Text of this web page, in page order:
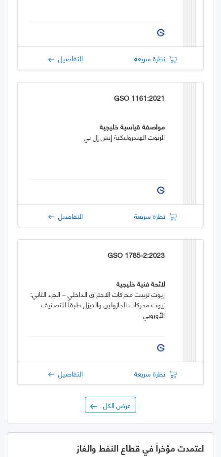
نظرة سريعة التفاصيل
GSO 1161:2021
مواصفة قياسية خليجية
الزيوت الهيدروليكية إتش إل بي
نظرة سريعة التفاصيل
GSO 1785-2:2023
لائحة فنية خليجية
زيوت تزييت محركات الاحتراق الداخلي – الجزء الثاني:
زيوت محركات الجازولين والديزل طبقاً للتصنيف
الأوروبي
نظرة سريعة التفاصيل
عرض الكل
اعتمدت مؤخراً في قطاع النفط والغاز